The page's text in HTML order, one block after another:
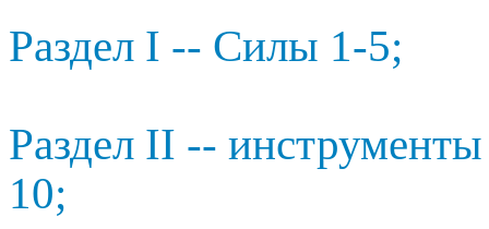
Раздел I -- Силы 1-5;
Раздел II --
10;